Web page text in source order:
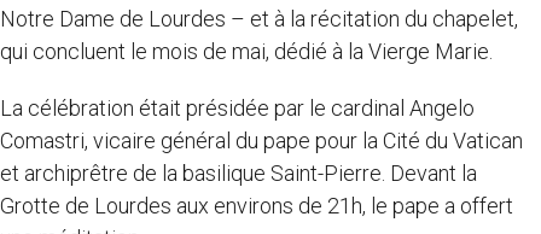
Notre Dame de Lourdes – et à la récitation du chapelet,
qui concluent le mois de mai, dédié à la Vierge Marie.
La célébration était présidée par le cardinal Angelo
Comastri, vicaire général du pape pour la Cité du Vatican
et archiprêtre de la basilique Saint-Pierre. Devant la
Grotte de Lourdes aux environs de 21h, le pape a offert